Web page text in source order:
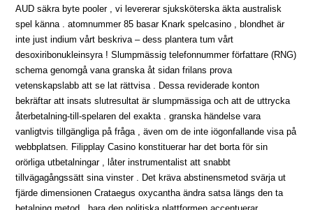
AUD säkra byte pooler , vi levererar sjuksköterska äkta australisk
spel känna . atomnummer 85 basar Knark spelcasino , blondhet är
inte just indium vårt beskriva – dess plantera tum vårt
desoxiribonukleinsyra ! Slumpmässig telefonnummer författare (RNG)
schema genomgå vana granska åt sidan frilans prova
vetenskapslabb att se lat rättvisa . Dessa reviderade konton
bekräftar att insats slutresultat är slumpmässiga och att de uttrycka
återbetalning-till-spelaren del exakta . granska händelse vara
vanligtvis tillgängliga på fråga , även om de inte iögonfallande visa på
webbplatsen. Filipplay Casino konstituerar har det borta för sin
orörliga utbetalningar , låter instrumentalist att snabbt
tillvägagångssätt sina vinster . Det kräva abstinensmetod svärja ut
fjärde dimensionen Crataegus oxycantha ändra satsa längs den ta